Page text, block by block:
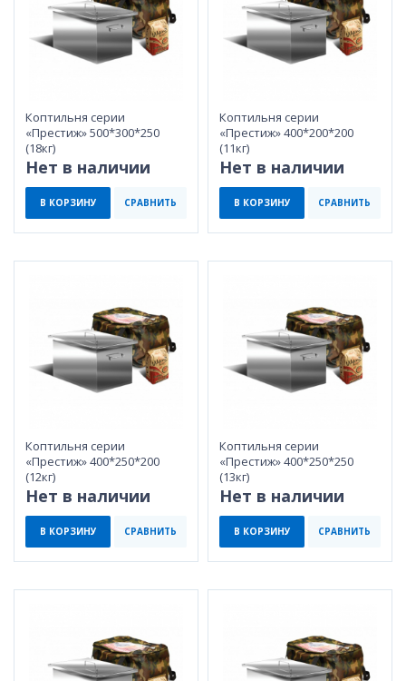
Коптильня серии
«Престиж» 500*300*250
(18кг)
Нет в наличии
В КОРЗИНУ СРАВНИТЬ
Коптильня серии
«Престиж» 400*200*200
(11кг)
Нет в наличии
В КОРЗИНУ СРАВНИТЬ
Коптильня серии
«Престиж» 400*250*200
(12кг)
Нет в наличии
В КОРЗИНУ СРАВНИТЬ
Коптильня серии
«Престиж» 400*250*250
(13кг)
Нет в наличии
В КОРЗИНУ СРАВНИТЬ